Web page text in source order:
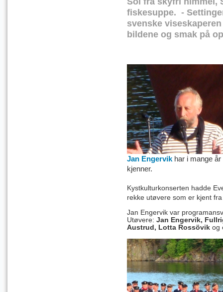
fiskesuppe. -
svenske
bildene og smak på
Jan Engervik har i mange
kjenner.
Kystkulturkonserten hadde
rekke utøvere som er kjent
Jan Engervik var
Utøvere: Jan Engervik,
Austrud, Lotta Rossövik og